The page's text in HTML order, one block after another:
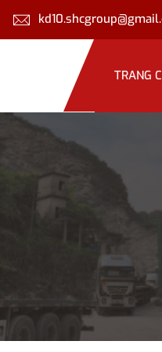
TRANG